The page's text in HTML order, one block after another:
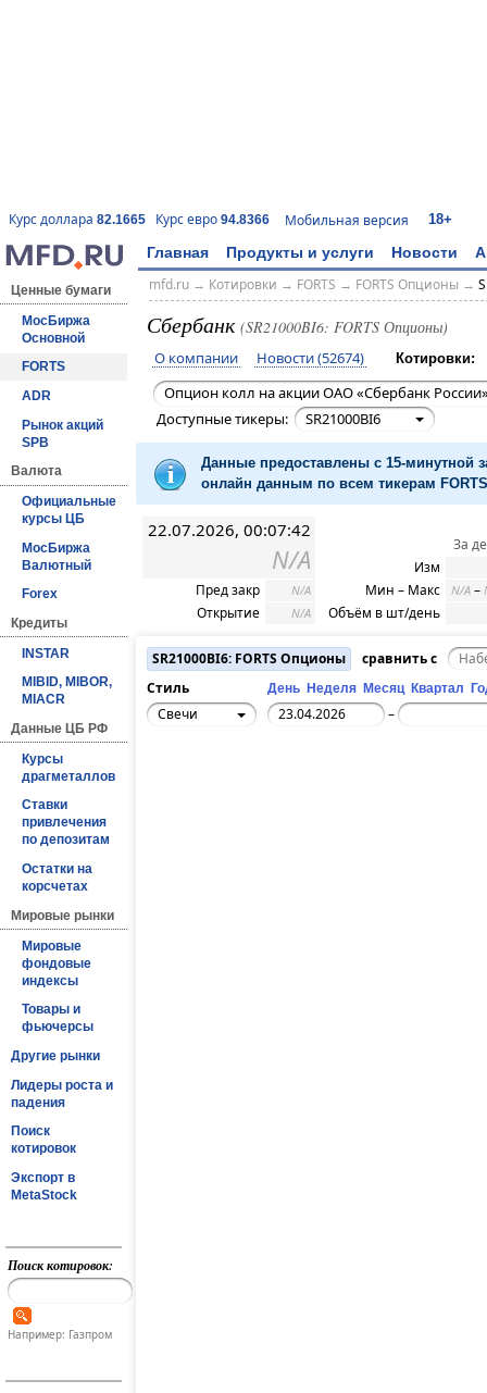
Курс доллара 82.1665 Курс евро 94.8366 Мобильная версия 18+
Главная Продукты и услуги Новости
Ценные бумаги
МосБиржа
Основной
FORTS
ADR
Рынок акций
SPB
Валюта
Официальные
курсы ЦБ
МосБиржа
Валютный
Forex
Кредиты
INSTAR
MIBID, MIBOR,
MIACR
Данные ЦБ РФ
Курсы
драгметаллов
Ставки
привлечения
по депозитам
Остатки на
корсчетах
Мировые рынки
Мировые
фондовые
индексы
Товары и
фьючерсы
Другие рынки
Лидеры роста и
падения
Поиск
котировок
Экспорт в
MetaStock
Поиск котировок:
Например: Газпром
mfd.ru→ Котировки → FORTS → FORTS Опционы→
Сбербанк (SR21000BI6: FORTS Опционы)
О компании Новости (52674) Котировки:
Опцион колл на акции ОАО «Сбербанк России»
Доступные тикеры:
SR21000BI6
Данные предоставлены с 15-минутной
онлайн данным по всем тикерам
22.07.2026, 00:07:42
N/A
Пред закр N/A
Открытие N/A
За
Изм
Мин – Макс
N/A –
Объём в шт/день
SR21000BI6: FORTS Опционы
сравнить с
Стиль
День Неделя Месяц Квартал
Свечи –